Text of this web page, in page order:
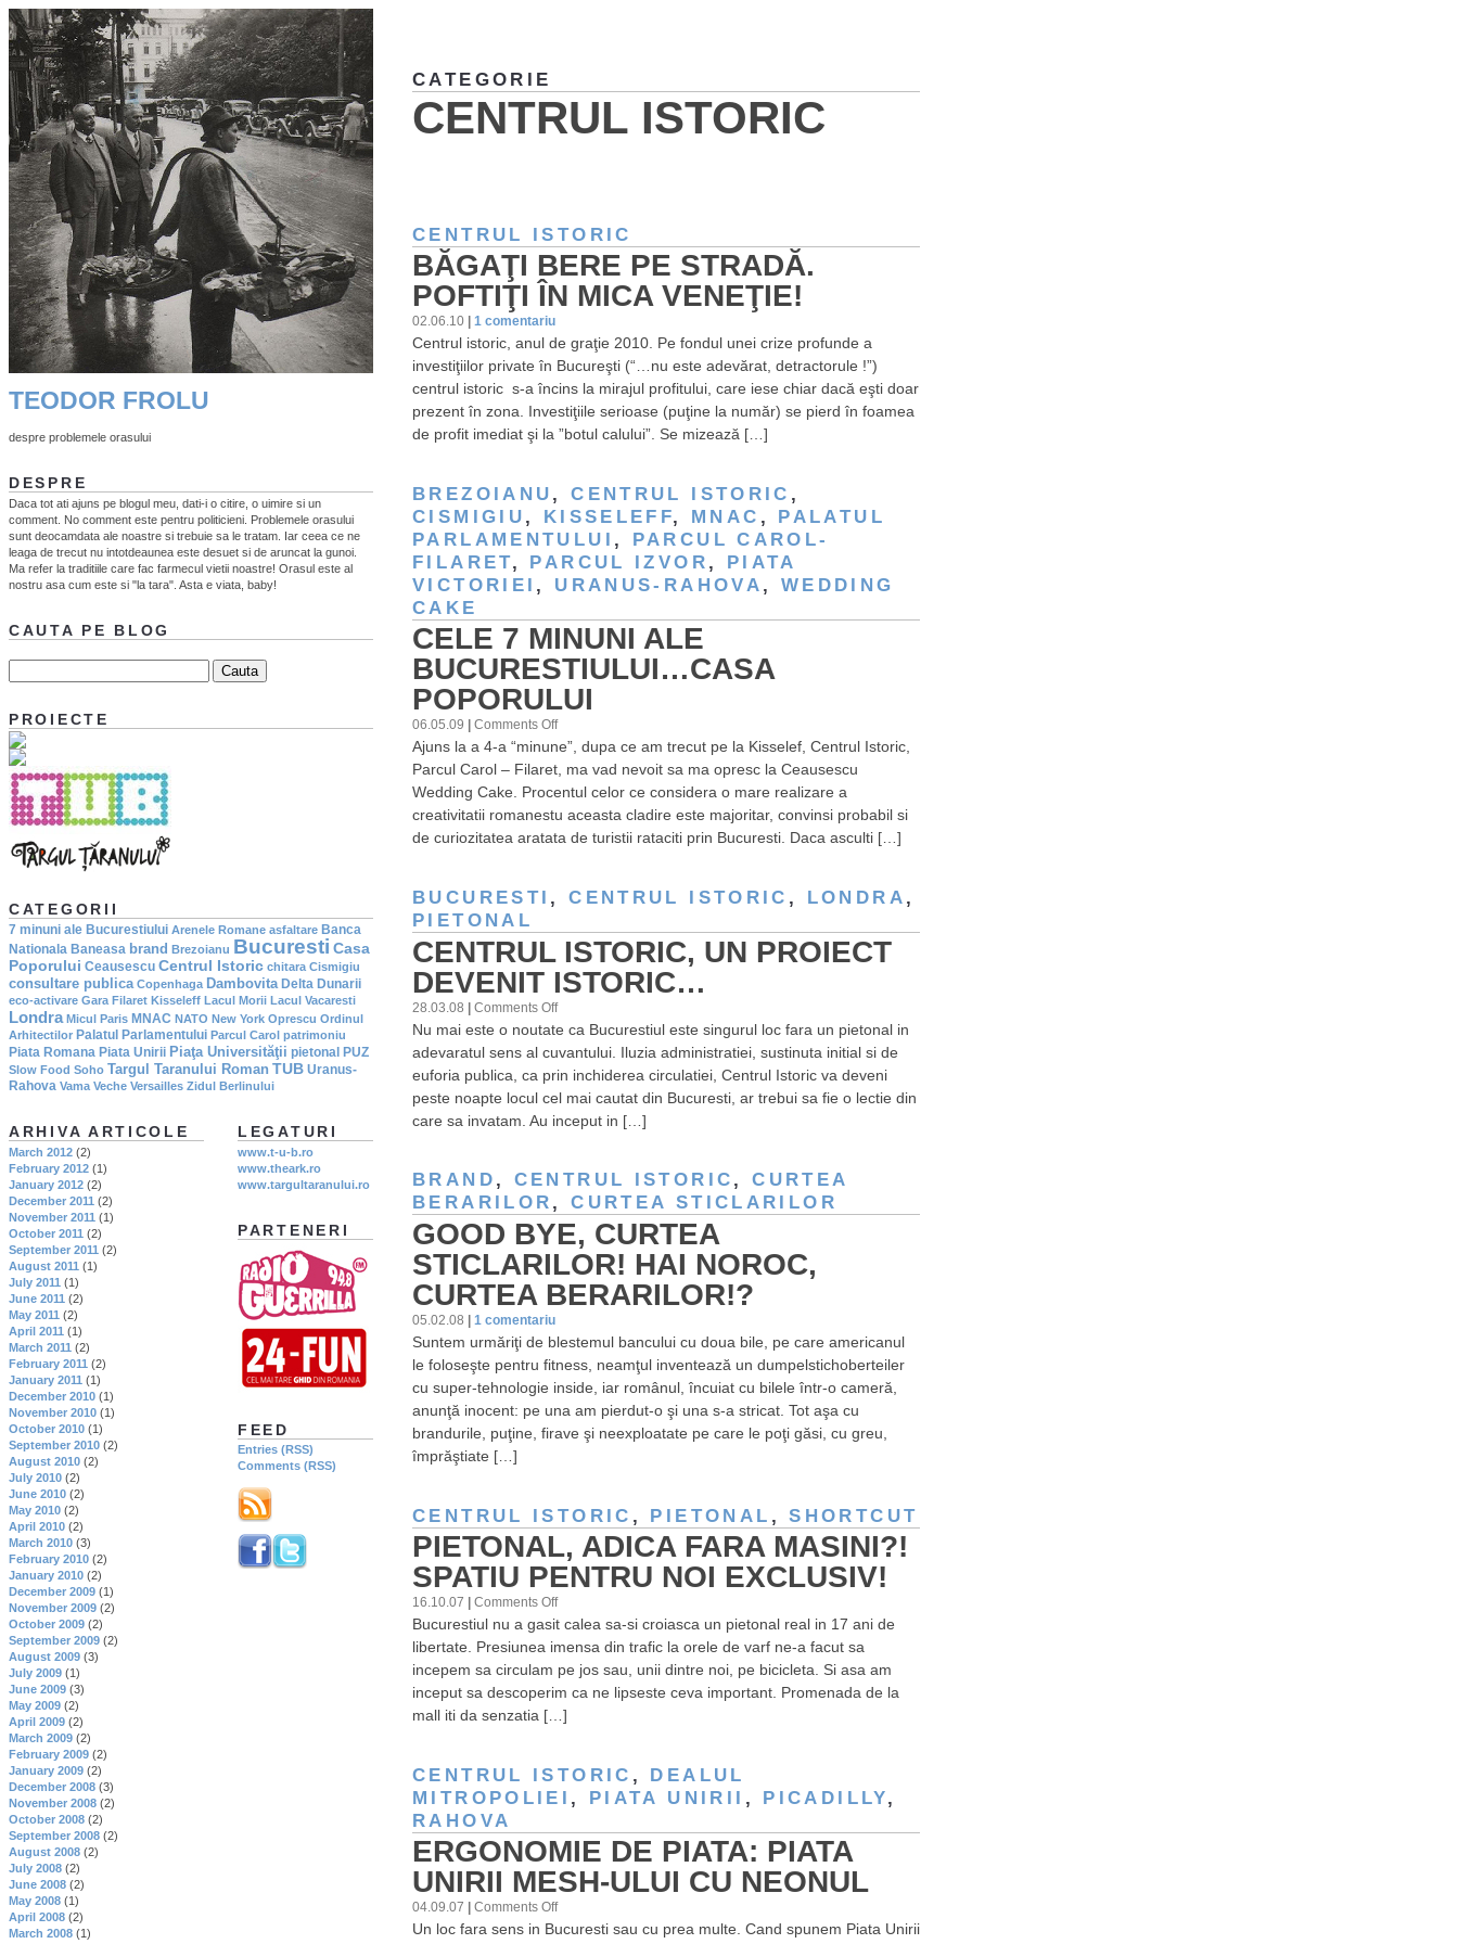
CATEGORIE
CENTRUL ISTORIC
CENTRUL ISTORIC
BĂGAŢI BERE PE STRADĂ.
POFTIŢI ÎN MICA VENEŢIE!
02.06.10 1 comentariu
Centrul istoric, anul de graţie 2010. Pe fondul unei crize profunde a
investiţiilor private în Bucureşti (“…nu este adevărat, detractorule !”)
centrul istoric s-a încins la mirajul profitului, care iese chiar dacă eşti doar
prezent în zona. Investiţiile serioase (puţine la număr) se pierd în foamea
de profit imediat şi la ”botul calului”. Se mizează […]
BREZOIANU ,CENTRUL ISTORIC ,
CISMIGIU , KISSELEFF, MNAC , PALATUL
PARLAMENTULUI , PARCUL CAROL-
FILARET, PARCUL IZVOR , PIATA
VICTORIEI , URANUS-RAHOVA , WEDDING
CAKE
CELE 7 MINUNI ALE
BUCURESTIULUI…CASA
POPORULUI
06.05.09 Comments Offon
Cele
7
minuni
ale
Bucurestiului…
Ajuns la a 4-a “minune”, dupa ce am trecut pe la Kisselef, Centrul Istoric,
Parcul Carol – Filaret, ma vad nevoit sa ma opresc la Ceausescu
Wedding Cake. Procentul celor ce considera o mare realizare a
creativitatii romanestu aceasta cladire este majoritar, convinsi probabil si
de curiozitatea aratata de turistii rataciti prin Bucuresti. Daca asculti […]
BUCURESTI ,CENTRUL ISTORIC , LONDRA ,
PIETONAL
CENTRUL ISTORIC, UN PROIECT
DEVENIT ISTORIC…
28.03.08 | Comments Offon
Centrul
Istoric,
un
proiect
devenit
Nu mai este o noutate ca Bucurestiul este singurul loc fara un pietonal in
adevaratul sens al cuvantului. Iluzia administratiei, sustinuta initial si de
euforia publica, ca prin inchiderea circulatiei, Centrul Istoric va deveni
peste noapte locul cel mai cautat din Bucuresti, ar trebui sa fie o lectie din
care sa invatam. Au inceput in […]
BRAND , CENTRUL ISTORIC ,CURTEA
BERARILOR ,CURTEA STICLARILOR
GOOD BYE, CURTEA
STICLARILOR! HAI NOROC,
CURTEA BERARILOR!?
05.02.08 | 1 comentariu
Suntem urmăriţi de blestemul bancului cu doua bile, pe care americanul
le foloseşte pentru fitness, neamţul inventează un dumpelstichoberteiler
cu super-tehnologie inside, iar românul, încuiat cu bilele într-o cameră,
anunţă inocent: pe una am pierdut-o şi una s-a stricat. Tot aşa cu
brandurile, puţine, firave şi neexploatate pe care le poţi găsi, cu greu,
împrăştiate […]
CENTRUL ISTORIC , PIETONAL ,SHORTCUT
PIETONAL, ADICA FARA MASINI?!
SPATIU PENTRU NOI EXCLUSIV!
16.10.07 | Comments Offon
Pietonal,
adica
fara
masini?!
Spatiu
exclusiv!
Bucurestiul nu a gasit calea sa-si croiasca un pietonal real in 17 ani de
libertate. Presiunea imensa din trafic la orele de varf ne-a facut sa
incepem sa circulam pe jos sau, unii dintre noi, pe bicicleta. Si asa am
inceput sa descoperim ca ne lipseste ceva important. Promenada de la
mall iti da senzatia […]
CENTRUL ISTORIC , DEALUL
MITROPOLIEI , PIATA UNIRII , PICADILLY,
RAHOVA
ERGONOMIE DE PIATA: PIATA
UNIRII MESH-ULUI CU NEONUL
04.09.07 Comments Offon
Ergonomie
Un loc fara sens in Bucuresti sau cu prea multe. Cand spunem Piata Unirii
TEODOR FROLU
despre problemele orasului
DESPRE
Daca tot ati ajuns pe blogul meu, dati-i o citire, o uimire si un
comment. No comment este pentru politicieni. Problemele orasului
sunt deocamdata ale noastre si trebuie sa le tratam. Iar ceea ce ne
leaga de trecut nu intotdeaunea este desuet si de aruncat la gunoi.
Ma refer la traditiile care fac farmecul vietii noastre! Orasul este al
nostru asa cum este si "la tara". Asta e viata, baby!
CAUTA PE BLOG
PROIECTE
CATEGORII
7 minuni ale Bucurestiului Arenele Romane asfaltare Banca
Nationala Baneasa brand Brezoianu Bucuresti Casa
Poporului Ceausescu Centrul Istoric chitara Cismigiu
consultare publica Copenhaga Dambovita Delta Dunarii
eco-activare Gara Filaret Kisseleff Lacul Morii Lacul Vacaresti
Londra Micul Paris MNAC NATO New York Oprescu Ordinul
Arhitectilor Palatul Parlamentului Parcul Carol patrimoniu
Piata Romana Piata Unirii Piaţa Universităţii pietonal PUZ
Slow Food Soho Targul Taranului Roman TUB Uranus-
Rahova Vama Veche Versailles Zidul Berlinului
LEGATURI
www.t-u-b.ro
www.theark.ro
www.targultaranului.ro
PARTENERI
FEED
Entries (RSS)
Comments (RSS)
ARHIVA ARTICOLE
March 2012 (2)
February 2012 (1)
January 2012 (2)
December 2011 (2)
November 2011 (1)
October 2011 (2)
September 2011 (2)
August 2011 (1)
July 2011 (1)
June 2011 (2)
May 2011 (2)
April 2011 (1)
March 2011 (2)
February 2011 (2)
January 2011 (1)
December 2010 (1)
November 2010 (1)
October 2010 (1)
September 2010 (2)
August 2010 (2)
July 2010 (2)
June 2010 (2)
May 2010 (2)
April 2010 (2)
March 2010 (3)
February 2010 (2)
January 2010 (2)
December 2009 (1)
November 2009 (2)
October 2009 (2)
September 2009 (2)
August 2009 (3)
July 2009 (1)
June 2009 (3)
May 2009 (2)
April 2009 (2)
March 2009 (2)
February 2009 (2)
January 2009 (2)
December 2008 (3)
November 2008 (2)
October 2008 (2)
September 2008 (2)
August 2008 (2)
July 2008 (2)
June 2008 (2)
May 2008 (1)
April 2008 (2)
March 2008 (1)